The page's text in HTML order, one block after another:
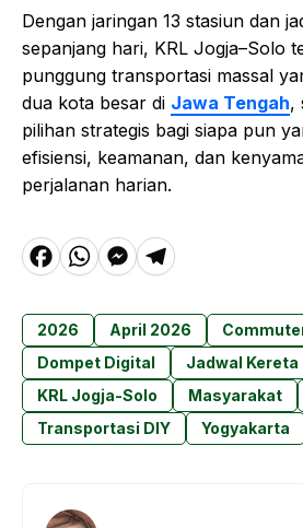
Dengan jaringan 13 stasiun dan
sepanjang hari, KRL Jogja–Solo
punggung transportasi massal
dua kota besar di Jawa Tengah,
pilihan strategis bagi siapa pun
efisiensi, keamanan, dan
perjalanan harian.
F
c
e
b
o
W
a
t
s
A
p
M
s
s
e
n
T
e
g
r
a
2026 April 2026
Dompet Digital
Jadwal Kereta
KRL Jogja-Solo
Masyarakat
Transportasi DIY
Yogyakarta